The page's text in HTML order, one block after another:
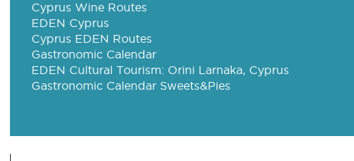
Cyprus Wine Routes
EDEN Cyprus
Cyprus EDEN Routes
Gastronomic Calendar
EDEN Cultural Tourism: Orini Larnaka, Cyprus
Gastronomic Calendar Sweets&Pies